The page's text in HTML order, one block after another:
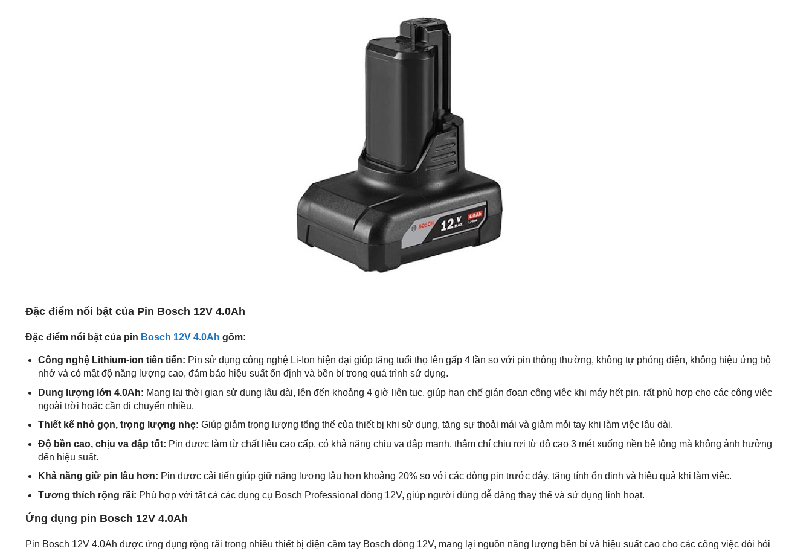
Đặc điểm nổi bật của Pin Bosch 12V 4.0Ah
Đặc điểm nổi bật của pin Bosch 12V 4.0Ah gồm:
Công nghệ Lithium-ion tiên tiến: Pin sử dụng công nghệ Li-Ion hiện đại giúp tăng tuổi thọ lên gấp 4 lần so với pin thông thường, không tự phóng điện, không hiệu ứng bộ
nhớ và có mật độ năng lượng cao, đảm bảo hiệu suất ổn định và bền bỉ trong quá trình sử dụng.
Dung lượng lớn 4.0Ah: Mang lại thời gian sử dụng lâu dài, lên đến khoảng 4 giờ liên tục, giúp hạn chế gián đoạn công việc khi máy hết pin, rất phù hợp cho các công việc
ngoài trời hoặc cần di chuyển nhiều.
Thiết kế nhỏ gọn, trọng lượng nhẹ: Giúp giảm trọng lượng tổng thể của thiết bị khi sử dụng, tăng sự thoải mái và giảm mỏi tay khi làm việc lâu dài.
Độ bền cao, chịu va đập tốt: Pin được làm từ chất liệu cao cấp, có khả năng chịu va đập mạnh, thậm chí chịu rơi từ độ cao 3 mét xuống nền bê tông mà không ảnh hưởng
đến hiệu suất.
Khả năng giữ pin lâu hơn: Pin được cải tiến giúp giữ năng lượng lâu hơn khoảng 20% so với các dòng pin trước đây, tăng tính ổn định và hiệu quả khi làm việc.
Tương thích rộng rãi: Phù hợp với tất cả các dụng cụ Bosch Professional dòng 12V, giúp người dùng dễ dàng thay thế và sử dụng linh hoạt.
Ứng dụng pin Bosch 12V 4.0Ah
Pin Bosch 12V 4.0Ah được ứng dụng rộng rãi trong nhiều thiết bị điện cầm tay Bosch dòng 12V, mang lại nguồn năng lượng bền bỉ và hiệu suất cao cho các công việc đòi hỏi